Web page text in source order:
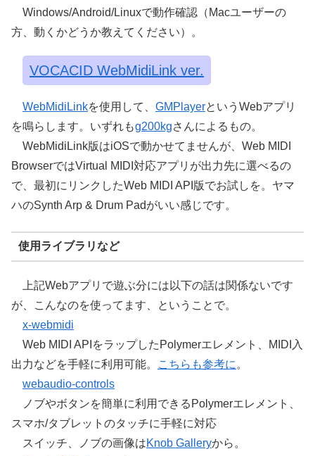
Windows/Android/Linuxで動作確認（Macユーザーの
方、動くかどうか教えてください）。
VOCACID WebMidiLink ver.
WebMidiLinkを使用して、 GMPlayerというWebアプリ
を鳴らします。いずれもg200kgさんによるもの。
WebMidiLink版はiOSで動かせてませんが、Web MIDI
BrowserではVirtual MIDI対応アプリが出力先に選べるの
で、最初にリンクしたWeb MIDI API版でお試しを。ヤマ
ハのSynth Arp & Drum Padがいい感じです。
使用ライブラリなど
上記Webアプリで遊ぶ分には以下の話は関係ないです
が、こんなのを使ってます、ということで。
x-webmidi
Web MIDI APIをラップしたPolymerエレメント、MIDI入
出力などを手軽に利用可能。
こちらも参考に 。
webaudio-controls
ノブやボタンを簡単に利用できるPolymerエレメント、
スマホ/タブレットのタッチに手軽に対応
スイッチ、ノブの画像はKnob Galleryから。